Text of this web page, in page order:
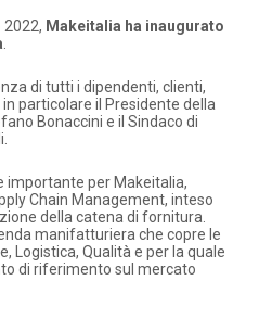
2022, Makeitalia ha inaugurato
di tutti i dipendenti, clienti,
particolare il Presidente della
Bonaccini e il Sindaco di
per Makeitalia,
Chain Management, inteso
della catena di fornitura.
manifatturiera che copre le
Logistica, Qualità e per la quale
di riferimento sul mercato